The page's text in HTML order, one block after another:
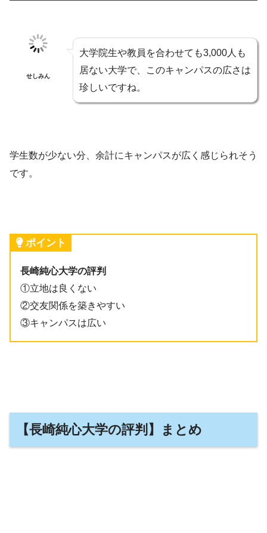
せしみん
大学院生や教員を合わせても3,000人も
居ない大学で、このキャンパスの広さは
珍しいですね。
学生数が少ない分、余計にキャンパスが広く感じられそう
です。
ポイント
長崎純心大学の評判
①立地は良くない
②交友関係を築きやすい
③キャンパスは広い
【長崎純心大学の評判】まとめ